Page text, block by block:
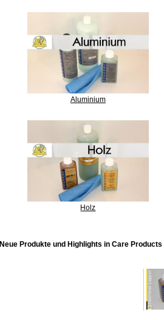
Aluminium
Holz
Neue Produkte und Highlights in Care Products